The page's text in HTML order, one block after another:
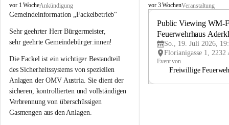
A
d
r
k
a
a
vor 1 WocheAnkündigung
Gemeindeinformation „Fackelbetrieb“
Sehr geehrter Herr Bürgermeister,
sehr geehrte Gemeindebürger:innen!
Die Fackel ist ein wichtiger Bestandteil
des Sicherheitssystems von speziellen
Anlagen der OMV Austria. Sie dient der
sicheren, kontrollierten und vollständigen
Verbrennung von überschüssigen
Gasmengen aus den Anlagen.
A
vor 3 WochenVeranstaltung
Public Viewing WM-
Feuerwehrhaus
So., 19. Juli 2026,
Event von
Freiwillige